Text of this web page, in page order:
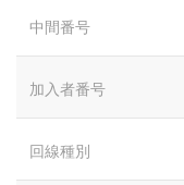
中間番号
加入者番号
回線種別